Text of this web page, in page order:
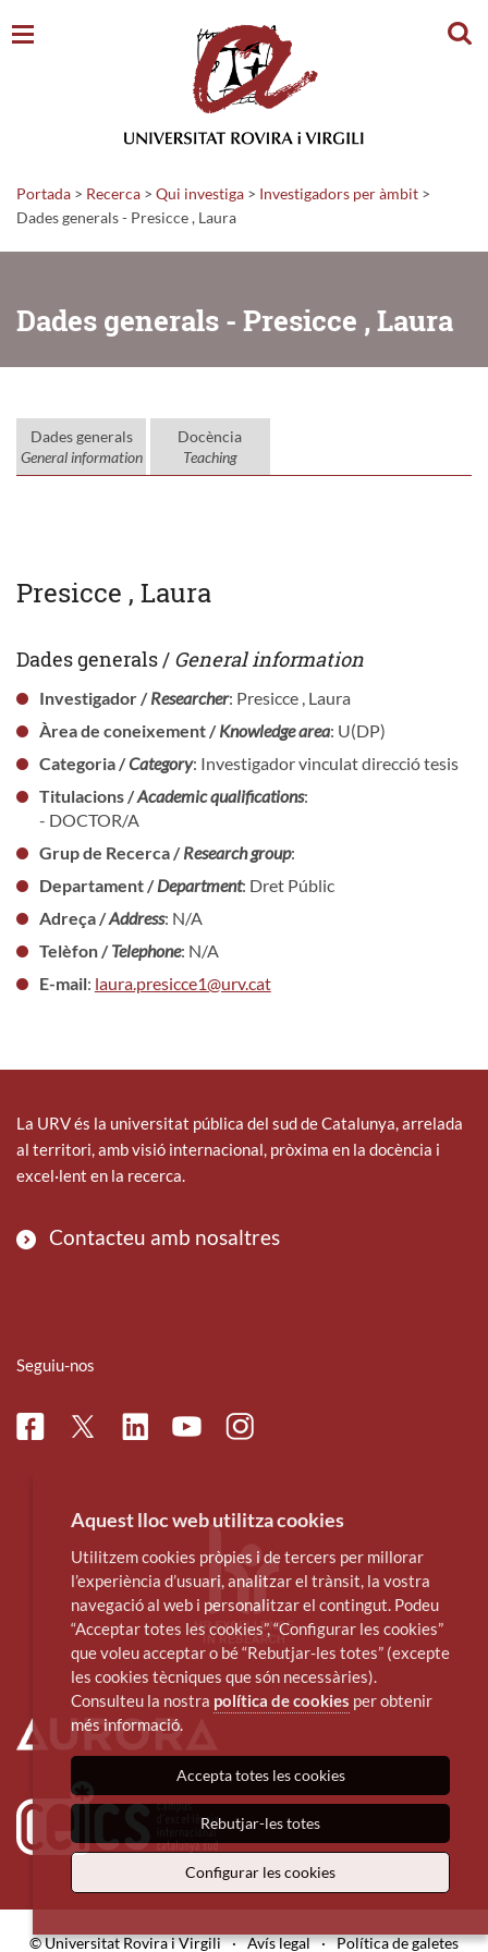
Portada > Recerca > Qui investiga > Investigadors per àmbit >
Dades generals - Presicce , Laura
Dades generals - Presicce , Laura
Dades generals
General information
Docència
Teaching
Presicce , Laura
Dades generals / General information
Investigador /Researcher: Presicce , Laura
Àrea de coneixement /Knowledge area: U(DP)
Categoria /Category: Investigador vinculat direcció tesis
Titulacions /Academic qualifications:
- DOCTOR/A
Grup de Recerca /Research group:
Departament /Department: Dret Públic
Adreça /Address: N/A
Telèfon /Telephone: N/A
E-mail: laura.presicce1@urv.cat
La URV és la universitat pública del sud de Catalunya, arrelada
al territori, amb visió internacional, pròxima en la docència i
excel·lent en la recerca.
Contacteu amb nosaltres
Seguiu-nos
FacebookTwitterLinkedinYoutubeInstagram
© Universitat Rovira i Virgili · Avís legal · Política de galetes
Aquest lloc web utilitza cookies
Utilitzem cookies pròpies i de tercers per millorar
l’experiència d’usuari, analitzar el trànsit, la vostra
navegació al web i personalitzar el contingut. Podeu
“Acceptar totes les cookies”, “Configurar les cookies”
que voleu acceptar o bé “Rebutjar-les totes” (excepte
les cookies tècniques que són necessàries).
Consulteu la nostra política de cookies per obtenir
més informació.
Accepta totes les cookies
Rebutjar-les totes
Configurar les cookies